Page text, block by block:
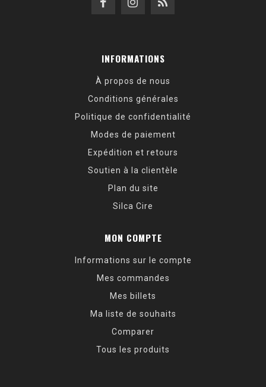
INFORMATIONS
À propos de nous
Conditions générales
Politique de confidentialité
Modes de paiement
Expédition et retours
Soutien à la clientèle
Plan du site
Silca Cire
MON COMPTE
Informations sur le compte
Mes commandes
Mes billets
Ma liste de souhaits
Comparer
Tous les produits